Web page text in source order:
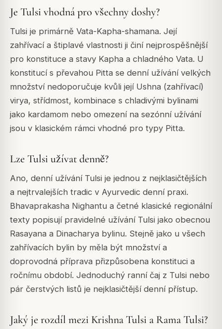
Je Tulsi vhodná pro všechny doshy?
Tulsi je primárně Vata-Kapha-shamana. Její
zahřívací a štiplavé vlastnosti ji činí nejprospěšnější
pro konstituce a stavy Kapha a chladného Vata. U
konstitucí s převahou Pitta se denní užívání velkých
množství nedoporučuje kvůli její Ushna (zahřívací)
virya, střídmost, kombinace s chladivými bylinami
jako kardamom nebo omezení na sezónní užívání
jsou v klasickém rámci vhodné pro typy Pitta.
Lze Tulsi užívat denně?
Ano, denní užívání Tulsi je jednou z nejklasičtějších
a nejtrvalejších tradic v Ayurvedic denní praxi.
Bhavaprakasha Nighantu a četné klasické regionální
texty popisují pravidelné užívání Tulsi jako obecnou
Rasayana a Dinacharya bylinu. Stejně jako u všech
zahřívacích bylin by měla být množství a
doprovodná příprava přizpůsobena konstituci a
ročnímu období. Jednoduchý ranní čaj z Tulsi nebo
pár čerstvých listů je nejklasičtější denní přístup.
Jaký je rozdíl mezi Krishna Tulsi a Rama Tulsi?